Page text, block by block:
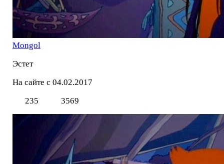
Mоngol
Эстет
На сайте с 04.02.2017
235
3569